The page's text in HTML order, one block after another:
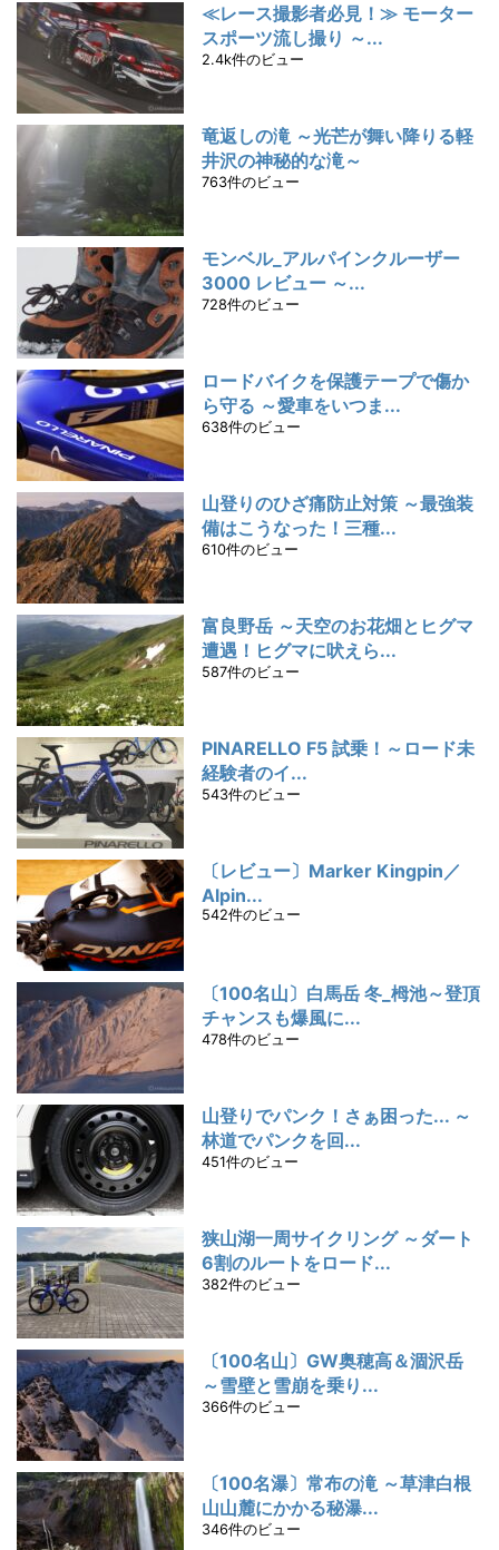
≪レース撮影者必見！≫ モーター
スポーツ流し撮り ～...
2.4k件のビュー
竜返しの滝 ～光芒が舞い降りる軽
井沢の神秘的な滝～
763件のビュー
モンベル_アルパインクルーザー
3000 レビュー ～...
728件のビュー
ロードバイクを保護テープで傷か
ら守る ～愛車をいつま...
638件のビュー
山登りのひざ痛防止対策 ～最強装
備はこうなった！三種...
610件のビュー
富良野岳 ～天空のお花畑とヒグマ
遭遇！ヒグマに吠えら...
587件のビュー
PINARELLO F5 試乗！～ロード未
経験者のイ...
543件のビュー
〔レビュー〕Marker Kingpin／
Alpin...
542件のビュー
〔100名山〕白馬岳 冬_栂池～登頂
チャンスも爆風に...
478件のビュー
山登りでパンク！さぁ困った... ～
林道でパンクを回...
451件のビュー
狭山湖一周サイクリング ～ダート
6割のルートをロード...
382件のビュー
〔100名山〕GW奥穂高＆涸沢岳
～雪壁と雪崩を乗り...
366件のビュー
〔100名瀑〕常布の滝 ～草津白根
山山麓にかかる秘瀑...
346件のビュー